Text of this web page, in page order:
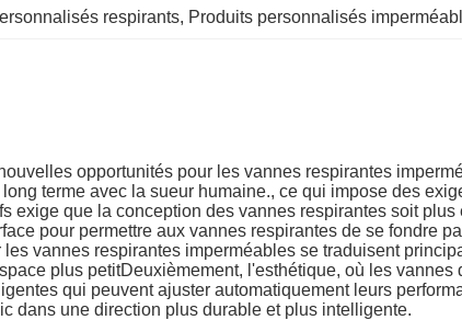
respirants, Produits personnalisés
opportunités pour les vannes respirantes
terme avec la sueur humaine., ce qui impose des
que la conception des vannes respirantes soit plus
pour permettre aux vannes respirantes de se fondre
vannes respirantes imperméables se traduisent
plus petitDeuxièmement, l'esthétique, où les vannes
qui peuvent ajuster automatiquement leurs
dans une direction plus durable et plus intelligente.